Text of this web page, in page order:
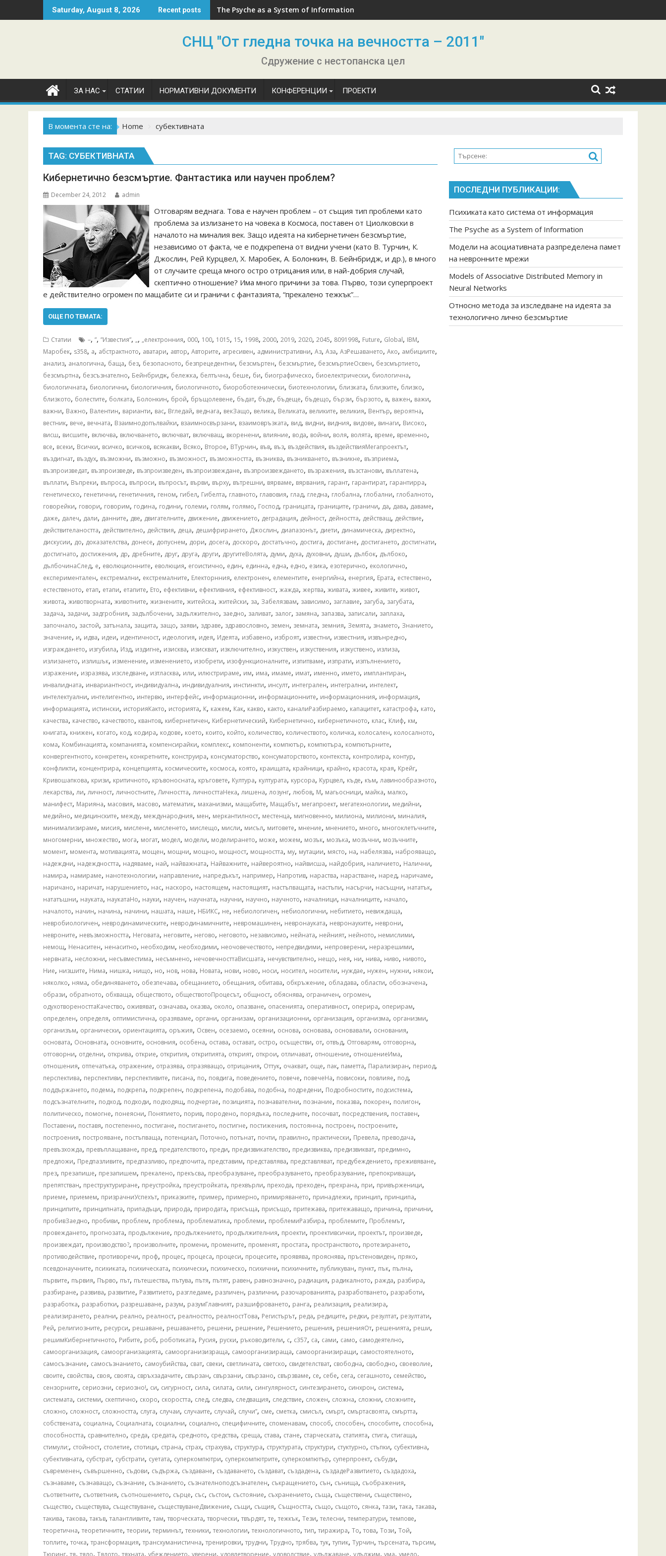
to
Saturday, August 8, 2026 Recent posts The Psyche as a System of Information
СНЦ "От гледна точка на вечността – 2011"
Сдружение с нестопанска цел
ЗА НАС СТАТИИ НОРМАТИВНИ ДОКУМЕНТИ КОНФЕРЕНЦИИ ПРОЕКТИ
В момента сте на: Home субективната
TAG: СУБЕКТИВНАТА
Кибернетично безсмъртие. Фантастика или научен проблем?
December 24, 2012 admin
Отговарям веднага. Това е научен проблем – от същия тип проблеми като
проблема за излизането на човека в Космоса, поставен от Циолковски в
началото на миналия век. Защо идеята на кибернетичен безсмъртие,
независимо от факта, че е подкрепена от видни учени (като В. Турчин, К.
Джослин, Рей Курцвел, Х. Mаробек, А. Болонкин, В. Бейнбридж, и др.), в много
от случаите среща много остро отрицания или, в най-добрия случай,
скептично отношение? Има много причини за това. Първо, този суперпроект
е действително огромен по мащабите си и граничи с фантазията, “прекалено тежкък”…
ОЩЕ ПО ТЕМАТА:
Статии –, ”, ”Известия”, „, „електронния, 000, 100, 1015, 15, 1998, 2000, 2019, 2020, 2045, 8091998, Future, Global, IBM,
Mаробек, s358, а, абстрактното, аватари, автор, Авторите, агресивен, административни, Аз, Аза, АзРешаването, Ако, амбициите,
анализ, аналогична, баща, без, безопасното, безпрецедентни, безсмъртен, безсмъртие, безсмъртиеОсвен, безсмъртието,
безсмъртна, безсъзнателно, Бейнбридж, бележка, белтъчна, беше, би, биографическо, биоелектрически, биологична,
биологичната, биологични, биологичния, биологичното, биороботехнически, биотехнологии, близката, близките, близко,
близкото, болестите, болката, Болонкин, брой, бръщолевене, бъдат, бъде, бъдеще, бъдещо, бързи, бързото, в, важен, важи,
важни, Важно, Валентин, варианти, вас, Вгледай, веднага, векЗащо, велика, Великата, великите, великия, Вентър, вероятна,
вестник, вече, вечната, Взаимнодопълвайки, взаимносвързани, взаимовръзката, вид, видни, видния, видове, винаги, Високо,
висш, висшите, включва, включването, включват, включващ, вкоренени, влияние, вода, войни, воля, волята, време, временно,
все, всеки, Всички, всичко, всичков, всякакви, Всяко, Второе, ВТурчин, във, въз, въздействия, въздействияМегапроектът,
въздигнат, въздух, възможни, възможно, възможност, възможността, възниква, възникването, възникне, възприема,
възпроизведат, възпроизведе, възпроизведен, възпроизвеждане, възпроизвеждането, възражения, възстанови, въплатена,
въплати, Въпреки, въпроса, въпроси, въпросът, върви, върху, вътрешни, вярваме, вярвания, гарант, гарантират, гарантирра,
генетическо, генетични, генетичния, геном, гибел, Гибелта, главното, главовия, глад, гледна, глобална, глобални, глобалното,
говорейки, говори, говорим, година, години, големи, голям, голямо, Господ, границата, границите, граничи, да, дава, даваме,
даже, далеч, дали, данните, две, двигателните, движение, движението, деградация, дейност, дейността, действащ, действие,
действителаността, действително, действия, деца, дешифрирането, Джослин, диапазонът, диети, динамическа, директно,
дискусии, до, доказателства, донесе, допуснем, дори, досега, доскоро, достатъчно, достига, достигане, достигането, достигнати,
достигнато, достижения, др, дребните, друг, друга, други, другитеВолята, думи, духа, духовни, души, дълбок, дълбоко,
дълбочинаСлед, е, еволюционните, еволюция, егоистично, един, единна, една, едно, езика, езотерично, екологично,
експериментален, екстремални, екстремалните, Електорнния, електронен, елементите, енергийна, енергия, Ерата, естествено,
естественото, етап, етапи, етапите, Ето, ефективни, ефективния, ефективност, жажда, жертва, живата, живее, живите, живот,
живота, животворната, животните, жизнените, житейска, житейски, за, Забелязвам, зависимо, заглавие, загуба, загубата,
задача, задачи, задгробния, задълбочени, задължително, заедно, заливат, залог, замяна, запазва, записали, заплаха,
започнало, застой, затънала, защита, защо, заяви, здраве, здравословно, земен, земната, земния, Земята, знамето, Знанието,
значение, и, идва, идеи, идентичност, идеология, идея, Идеята, избавено, изброят, известни, известния, извънредно,
изграждането, изгубила, Изд, издигне, изисква, изискват, изключително, изкуствен, изкуствения, изкуствено, излиза,
излизането, излишък, изменение, изменението, изобрети, изофункционалните, изпитваме, изпрати, изпълнението,
изражение, изразява, изследване, изтласква, или, илюстрираме, им, има, имаме, имат, именно, името, имплантиран,
инвалидната, инвариантност, индивидуална, индивидуалния, инстинкти, инсулт, интегрален, интегрални, интелект,
интелектуални, интелигентно, интервю, интерфейс, информационни, информационните, информационния, информация,
информацията, истински, историяКакто, историята, К, кажем, Как, какво, както, каналиРазбираемо, капацитет, катастрофа, като,
качества, качество, качеството, квантов, кибернетичен, Кибернетический, Кибернетично, кибернетичното, клас, Клиф, км,
книгата, книжен, когато, код, кодира, кодове, което, които, който, количество, количеството, количка, колосален, колосалното,
кома, Комбинацията, компанията, компенсирайки, комплекс, компоненти, компютър, компютъра, компютърните,
конвергентното, конкретен, конкретните, конструира, консуматорство, консуматорството, контекста, контролира, контур,
конфликти, концентрира, концепцията, космическите, космоса, която, краищата, крайници, крайно, красота, края, Крейг,
Кривошапкова, кризи, критичното, кръвоносната, кръговете, Култура, културата, курсора, Курцвел, къде, към, лавинообразното,
лекарства, ли, личност, личностните,Личността, личносттаНека, лишена, лозунг, любов, М, магьосници, майка, малко,
манифест, Марияна, масовия, масово, математик, маханизми, мащабите, Мащабът, мегапроект, мегатехнологии, медийни,
медийно, медицинските, между, международния, мен, меркантилност, местенца, мигновенно, милиона, милиони, миналия,
минимализираме, мисия, мислене, мисленето, мислещо, мисли, мисъл, митовете, мнение, мнението, много, многоклетъчните,
многомерни, множество, мога, могат, модел, модели, моделирането, може, можем, мозък, мозъка, мозъчни, мозъчните,
момент, момента, мотивацията, мощен, мощни, мощно, мощност, мощността, му, мутации, място, на, набелязва, наброяващо,
надеждни, надеждността, надяваме, най, найважната, Найважните, найвероятно, найвисша, найдобрия, наличието, Налични,
намира, намираме, нанотехнологии, направление, напредъкът, например, Напротив, нараства, нарастване, наред, наричаме,
наричано, наричат, нарушението, нас, наскоро, настоящем, настоящият, настъпващата, настъпи, насърчи, насъщни, нататък,
нататъшни, науката, наукатаНо, науки, научен, научната, научни, научно, научното, началници, началниците, начало,
началото, начин, начина, начини, нашата, наше, НБИКС, не, небиологичен, небиологични, небитието, невиждаща,
невробиологичен, невродинамическите, невродинамичните, невромашинен, невронауката, невронауките, неврони,
невроните, невъзможността, Неговата, неговите, негово, неговото, независимо, нейната, нейният, нейното, немислими,
немощ, Ненаситен, ненаситно, необходим, необходими, неочовечеството, непредвидими, непроверени, неразрешими,
нервната, несложни, несъвместима, несъмнено, нечовечносттаВисшата, нечувствително, нещо, нея, ни, нива, ниво, нивото,
Ние, низшите, Нима, нишка, нищо, но, нов, нова, Новата, нови, ново, носи, носител, носители, нуждае, нужен, нужни, някои,
няколко, няма, обединяването, обезпечава, обещанието, обещания, обитава, обкръжение, обладава, области, обозначена,
образи, обратното, обхваща, обществото, обществотоПроцесът, общност, обяснява, ограничен, огромен,
одухотвореносттаКачество, оживяват, означава, оказва, около, опазване, опасенията, оперативност, оперира, оперирам,
определен, определя, оптимистична, оразяваме, органи, организам, организационни, организация, организма, организми,
организъм, органически, ориентацията, оръжия, Освен, осезаемо, осеяни, основа, основава, основавали, основания,
основата, Основната, основните, основния, особена, остава, остават, остро, осъществи, от, отвъд, Отговарям, отговорна,
отговорни, отделни, открива, открие, открития, откритията, открият, открои, отличават, отношение, отношениеИма,
отношения, отпечатъка, отражение, отразява, отразяващо, отрицания, Оттук, очакват, още, пак, паметта, Парализиран, период,
перспектива, перспективи, перспективите, писана, по, повдига, поведението, повече, повечеНа, повисоки, повлияе, под,
поддържането, подема, подкрепа, подкрепен, подкрепена, подобава, подобна, подредени, Подробностите, подсистема,
подсъзнателните, подход, подходи, подходящ, подчертае, позицията, познавателни, познание, показва, покорен, полигон,
политическо, помогне, понеясни, Понятието, порив, породено, порядъка, последните, посочват, посредствения, поставен,
Поставени, поставя, постепенно, постигане, постигането, постигне, постижения, постоянна, построен, построените,
построения, построяване, постъпваща, потенциал, Поточно, потънат, почти, правилно, практически, Превела, преводача,
превъзхожда, превъплащаване, пред, предателството, преди, предизвикателство, предизвиква, предизвикват, предимно,
предложи, Предпазливите, предпазливо, предпочита, представим, представлява, представляват, предубеждението, преживяване,
през, презапише, презапишем, прекалено, прекъсва, преобразуване, преобразуването, преобразувание, препокриващи,
препятстван, преструктуриране, преустройка, преустройката, прехвърли, прехода, преходен, прехрана, при, привърженици,
приеме, приемем, призрачниУспехът, приказките, пример, примерно, примиряването, принадлежи, принцип, принципа,
принципите, принципната, припадъци, природа, природата, присъща, присъщо, притежава, притежаващо, причина, причини,
пробивЗаедно, пробиви, проблем, проблема, проблематика, проблеми, проблемиРазбира, проблемите, Проблемът,
провеждането, прогнозата, продължение, продължението, продължителния, проекти, проективсички, проектът, произведе,
произвеждат, производство?, произволните, промени, промените, променят, простата, пространството, протезирането,
противодействие, противоречи, проф, процес, процеса, процеси, процесите, проявява, прояснява, пръстеновиден, пряко,
псевдонаучните, психиката, психическата, психически, психическо, психични, психичните, публикуван, пункт, пък, пълна,
първите, първия, Първо, път, пътешества, пътува, пътя, пътят, равен, равнозначно, радиация, радикалното, ражда, разбира,
разбиране, развива, развитие, Развитието, разгледаме, различен, различни, разочарованията, разработването, разработи,
разработка, разработки, разрешаване, разум, разумГлавният, разшифроването, ранга, реализация, реализира,
реализирането, реални, реално, реалност, реалностто, реалностТова, Регистърът, реда, редиците, редки, резултат, резултати,
Рей, религиозните, ресурси, решаване, решаването, решени, решение, Решението, решения, решенияОт, решенията, реши,
решимКибернетичното, Рибите, роб, роботиката, Русия, руски, ръководители, с, с357, са, сами, само, самодеятелно,
самоорганизация, самоорганизацията, самоорганизизраща, самоорганизираща, самоорганизиращи, самостоятелното,
самосъзнание, самосъзнанието, самоубийства, сват, свеки, светлината, светско, свидетелстват, свободна, свободно, своеволие,
своите, свойства, своя, своята, свръхзадачите, свързан, свързани, свързано, свързваме, се, себе, сега, сегашното, семейство,
сензорните, сериозни, сериозно!, си, сигурност, сила, силата, сили, сингулярност, синтезирането, синхрон, система,
системата, системи, скептично, скоро, скоростта, след, следва, следващия, следствие, сложен, сложна, сложни, сложните,
сложно, сложност, сложността, слуга, случаи, случаите, случай, случи”, сме, сметка, смисъл, смърт, смъртасвоята, смъртта,
собствената, социална, Социалната, социални, социално, специфичните, споменавам, способ, способен, способите, способна,
способността, сравнително, среда, средата, средното, средства, среща, става, стане, старческата, статията, стига, стигаща,
стимули;, стойност, столетие, стотици, страна, страх, страхува, структура, структурата, структури, стуктурно, стъпки, субективна,
субективната, субстрат, субстрати, суетата, суперкомпютри, суперкомпютрите, суперкомпютър, суперпроект, събуди,
съвременен, съвършенно, съдови, съдържа, създаване, създаването, създават, създадена, създадеРазвитието, създадоха,
съзнаваме, съзнаващо, съзнание, съзнанието, съзнателноподсъзнателен, съкращението, сън, сънища, съображения,
съответните, съответния, съотношението, сърце, със, състои, състояние, съхранението, съща, съществени, съществено,
същество, съществува, съществуване, съществуванеДвижение, същи, същия, Същността, също, същото, сянка, тази, така, такава,
такива, такова, такъв, талантливите, там, творческата, творчески, твърдят, те, тежкък, Тези, телесни, температури, темпове,
теоретична, теоретичните, теории, терминът, техники, технологии, технологичното, тип, тиражира, То, това, Този, Той,
топлите, точка, трансформация, трансхуманистична, тренировки, трудни, Трудно, трябва, тук, тупик, Турчин, търсената, търсим,
Тюринг, тя, тяло, Тялото, тяхната, убеждението, уверени, удовлетворение, удоволствие, удължаване, удължим, ума, умело,
ПОСЛЕДНИ ПУБЛИКАЦИИ:
Психиката като система от информация
The Psyche as a System of Information
Модели на асоциативната разпределена памет
на невронните мрежи
Models of Associative Distributed Memory in
Neural Networks
Относно метода за изследване на идеята за
технологично лично безсмъртие